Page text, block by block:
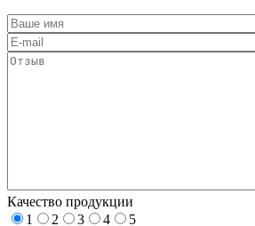
Качество продукции
1
2 3 4
5